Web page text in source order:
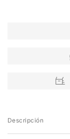
Descripción